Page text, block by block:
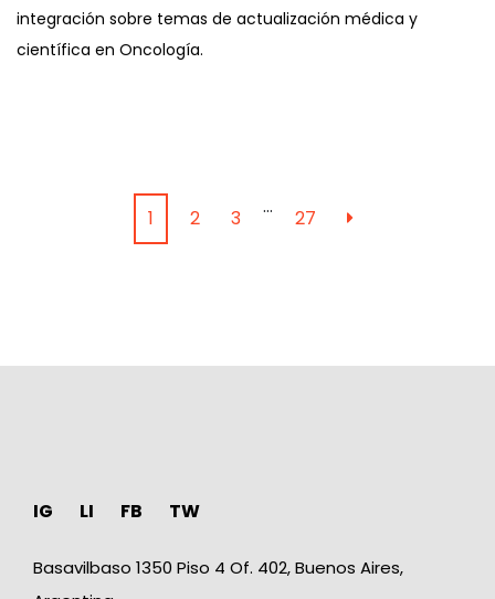
integración sobre temas de actualización médica y
científica en Oncología.
1 2 3 … 27
IG LI FB TW
Basavilbaso 1350 Piso 4 Of. 402, Buenos Aires,